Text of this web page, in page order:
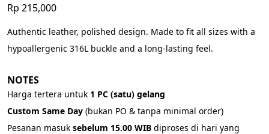
Rp 215,000
Authentic leather, polished design. Made to fit all sizes with a
hypoallergenic 316L buckle and a long-lasting feel.
NOTES
Harga tertera untuk 1 PC (satu) gelang
Custom Same Day (bukan PO & tanpa minimal order)
Pesanan masuk sebelum 15.00 WIB diproses di hari yang